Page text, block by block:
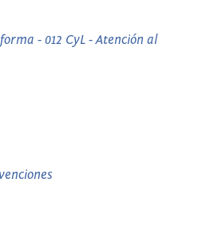
- 012 CyL - Atención al